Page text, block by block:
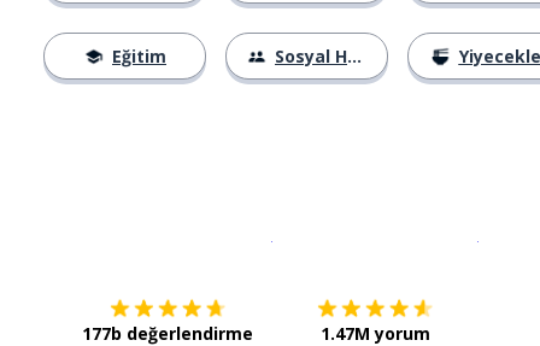
Eğitim Sosyal Hayat
177b değerlendirme 1.47M yorum